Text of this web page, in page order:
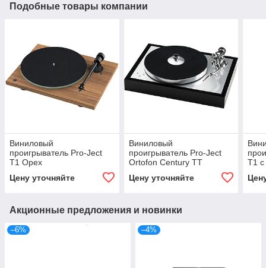
Подобные товары компании
Виниловый
проигрыватель Pro-Ject
T1 Орех
Цену уточняйте
Виниловый
проигрыватель Pro-Ject
Ortofon Century TT
(Concorde Silver) Черный
лак
Цену уточняйте
T1 с
Акционные предложения и новинки
–6% –4%